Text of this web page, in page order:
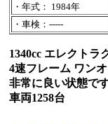
・年式： 1984年
・車検：-----
1340cc エレクトラ
4速フレーム ワン
非常に良い状態で
車両1258台